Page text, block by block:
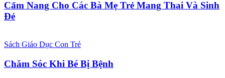
Cẩm Nang Cho Các Bà Mẹ Trẻ Mang Thai Và Sinh
Đẻ
Sách Giáo Dục Con Trẻ
Chăm Sóc Khi Bé Bị Bệnh